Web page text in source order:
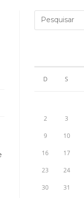
D S
2 3
9 10
16 17
23 24
30 31